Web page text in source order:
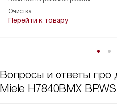
Я также оценила наличие
очень удобно, когда блюдо
его на стол.
Очистка:
Перейти к товару
Вопросы и ответы
Miele H7840BMX BRWS